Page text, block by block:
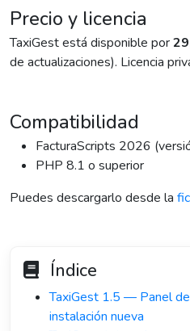
Precio y licencia
TaxiGest está disponible por
de actualizaciones). Licencia
Compatibilidad
FacturaScripts 2026
PHP 8.1 o superior
Puedes descargarlo desde la
Índice
TaxiGest 1.5 — Panel
instalación nueva